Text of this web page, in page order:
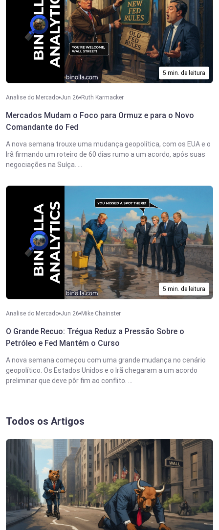
5 min. de leitura
Analise do Mercado Jun 26 Ruth Karmacker
Mercados Mudam o Foco para Ormuz e para o Novo
Comandante do Fed
A nova semana trouxe uma mudança geopolítica, com os EUA e o
Irã firmando um roteiro de 60 dias rumo a um acordo, após suas
negociações na Suíça. ...
5 min. de leitura
Analise do Mercado Jun 26 Mike Chainster
O Grande Recuo: Trégua Reduz a Pressão Sobre o
Petróleo e Fed Mantém o Curso
A nova semana começou com uma grande mudança no cenário
geopolítico. Os Estados Unidos e o Irã chegaram a um acordo
preliminar que deve pôr fim ao conflito. ...
Todos os Artigos